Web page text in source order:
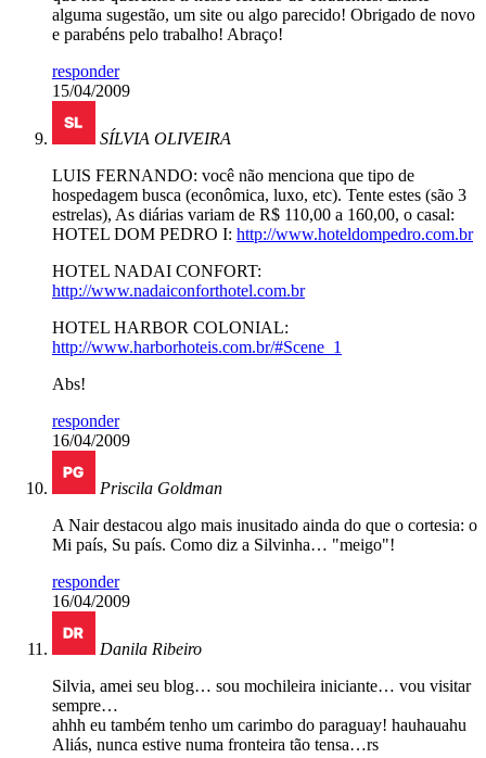
alguma sugestão, um site ou algo parecido! Obrigado de novo
e parabéns pelo trabalho! Abraço!
responder
15/04/2009
SÍLVIA OLIVEIRA
LUIS FERNANDO: você não menciona que tipo de
hospedagem busca (econômica, luxo, etc). Tente estes (são 3
estrelas), As diárias variam de R$ 110,00 a 160,00, o casal:
HOTEL DOM PEDRO I: http://www.hoteldompedro.com.br
HOTEL NADAI CONFORT:
http://www.nadaiconforthotel.com.br
HOTEL HARBOR COLONIAL:
http://www.harborhoteis.com.br/#Scene_1
Abs!
responder
16/04/2009
Priscila Goldman
A Nair destacou algo mais inusitado ainda do que o cortesia: o
Mi país, Su país. Como diz a Silvinha… "meigo"!
responder
16/04/2009
Danila Ribeiro
Silvia, amei seu blog… sou mochileira iniciante… vou visitar
sempre…
ahhh eu também tenho um carimbo do paraguay! hauhauahu
Aliás, nunca estive numa fronteira tão tensa…rs